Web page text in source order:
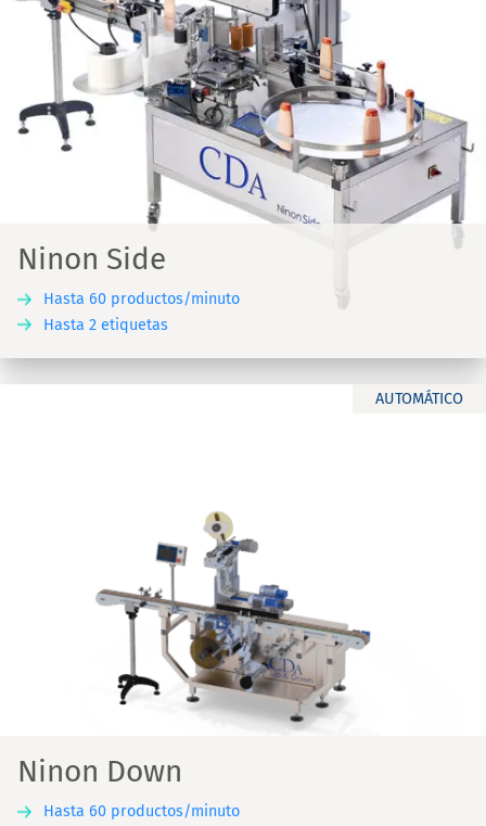
Ninon Side
Hasta 60 productos/minuto
Hasta 2 etiquetas
AUTOMÁTICO
Ninon Down
Hasta 60 productos/minuto